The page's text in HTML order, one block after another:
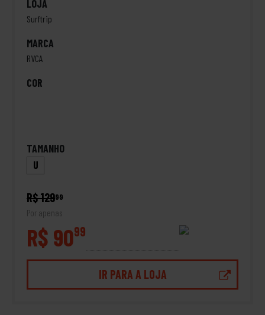
LOJA
Surftrip
MARCA
RVCA
COR
TAMANHO
U
R$ 12999
Por apenas
R$ 9099
IR PARA A LOJA